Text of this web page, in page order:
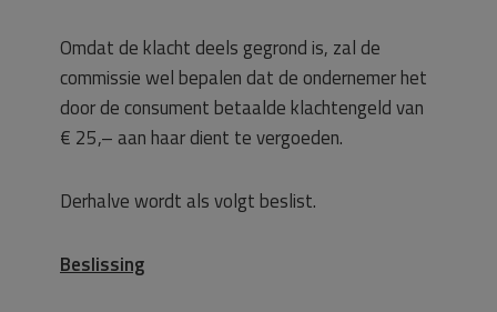
Omdat de klacht deels gegrond is, zal de
commissie wel bepalen dat de ondernemer het
door de consument betaalde klachtengeld van
€ 25,– aan haar dient te vergoeden.
Derhalve wordt als volgt beslist.
Beslissing